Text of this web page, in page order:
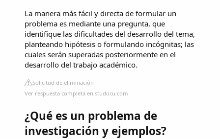
La manera más fácil y directa de formular un
problema es mediante una pregunta, que
identifique las dificultades del desarrollo del tema,
planteando hipótesis o formulando incógnitas; las
cuales serán superadas posteriormente en el
desarrollo del trabajo académico.
Solicitud de eliminación
Ver respuesta completa en studocu.com
¿Qué es un problema de
investigación y ejemplos?